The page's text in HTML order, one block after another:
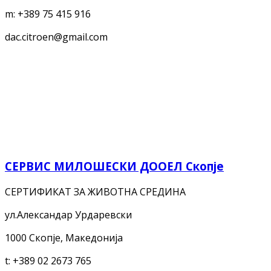
m: +389 75 415 916
dac.citroen@gmail.com
СЕРВИС МИЛОШЕСКИ ДООЕЛ Скопје
СЕРТИФИКАТ ЗА ЖИВОТНА СРЕДИНА
ул.Александар Урдаревски
1000 Скопје, Македонија
t: +389 02 2673 765